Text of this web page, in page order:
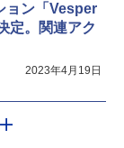
ョン「Vesper
定。関連アク
2023年4月19日